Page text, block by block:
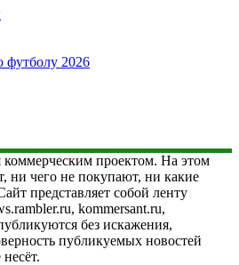
футболу 2026
коммерческим проектом. На этом
ни чего не покупают, ни какие
представляет собой ленту
kommersant.ru,
без искажения,
публикуемых новостей